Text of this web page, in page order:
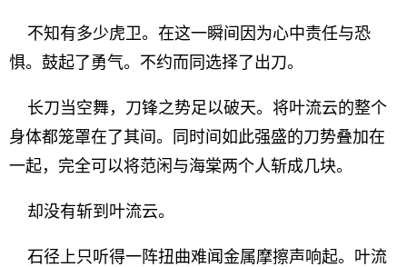
不知有多少虎卫。在这一瞬间因为心中责任与恐
惧。鼓起了勇气。不约而同选择了出刀。
长刀当空舞，刀锋之势足以破天。将叶流云的整个
身体都笼罩在了其间。同时间如此强盛的刀势叠加在
一起，完全可以将范闲与海棠两个人斩成几块。
却没有斩到叶流云。
石径上只听得一阵扭曲难闻金属摩擦声响起。叶流